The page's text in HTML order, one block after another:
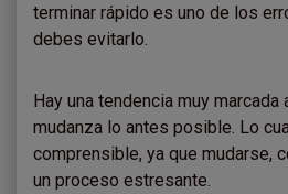
terminar rápido es uno de los
debes evitarlo.
Hay una tendencia muy marcada
mudanza lo antes posible. Lo
comprensible, ya que mudarse,
un proceso estresante.